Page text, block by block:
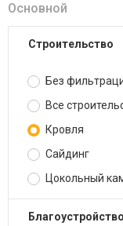
Основной
Строительство
Без
Все
Кровля
Сайдинг
Цокольный